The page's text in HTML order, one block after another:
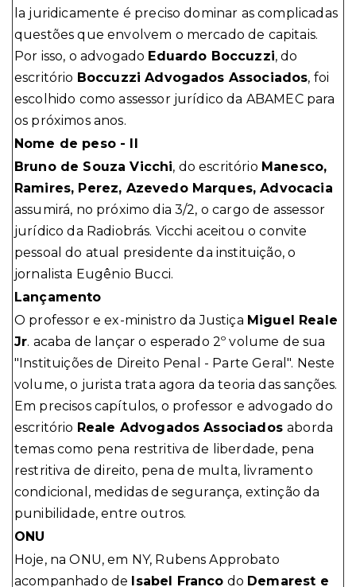
la juridicamente é preciso dominar as complicadas
questões que envolvem o mercado de capitais.
Por isso, o advogado Eduardo Boccuzzi, do
escritório Boccuzzi Advogados Associados, foi
escolhido como assessor jurídico da ABAMEC para
os próximos anos.
Nome de peso - II
Bruno de Souza Vicchi, do escritório Manesco,
Ramires, Perez, Azevedo Marques, Advocacia
assumirá, no próximo dia 3/2, o cargo de assessor
jurídico da Radiobrás. Vicchi aceitou o convite
pessoal do atual presidente da instituição, o
jornalista Eugênio Bucci.
Lançamento
O professor e ex-ministro da Justiça Miguel Reale
Jr. acaba de lançar o esperado 2º volume de sua
"Instituições de Direito Penal - Parte Geral". Neste
volume, o jurista trata agora da teoria das sanções.
Em precisos capítulos, o professor e advogado do
escritório Reale Advogados Associadosaborda
temas como pena restritiva de liberdade, pena
restritiva de direito, pena de multa, livramento
condicional, medidas de segurança, extinção da
punibilidade, entre outros.
ONU
Hoje, na ONU, em NY, Rubens Approbato
acompanhado de Isabel Franco do Demarest e